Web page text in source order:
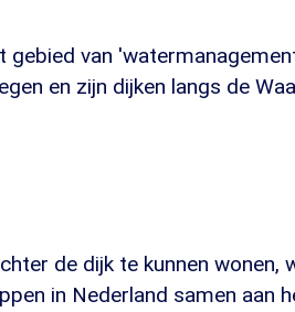
gebied van
en zijn dijken langs de
de dijk te kunnen wonen,
in Nederland samen aan